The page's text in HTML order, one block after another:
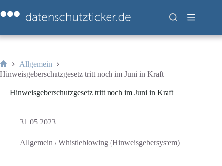
Inhalt
springen
Start
Allgemein
Hinweisgeberschutzgesetz tritt noch im Juni in Kraft
Hinweisgeberschutzgesetz tritt noch im Juni in Kraft
31.05.2023
Allgemein /Whistleblowing (Hinweisgebersystem)